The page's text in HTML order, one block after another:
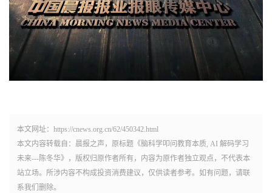
本文网址：https://cnews.org.cn/62/450342.html
本文内容转载自：晨报之声，原标题《脑科学叩问教育本质, AI 解码学习
未来---陈冬华》，版权归原作者所有，内容为原作者独立观点，不代表本
站立场。所涉内容不构成投资消费建议，仅供读者参考。如有问题，请联
系我们删除。